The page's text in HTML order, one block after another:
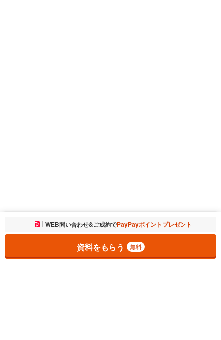
お気に入りに追加しました。 一覧を開く
WEB問い合わせ&ご成約でPayPayポイントプレゼント
資料をもらう 無料